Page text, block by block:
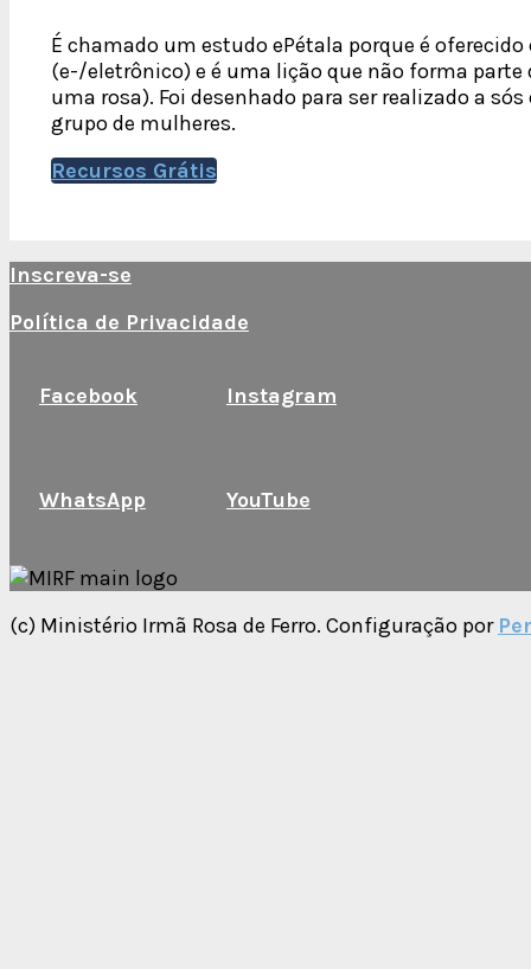
É chamado um estudo ePétala porque é
(e-/eletrônico) e é uma lição que não forma
uma rosa). Foi desenhado para ser realizado a
grupo de mulheres.
Recursos Grátis
Inscreva-se
Política de Privacidade
Facebook Instagram
WhatsApp YouTube
(c) Ministério Irmã Rosa de Ferro. Configuração por